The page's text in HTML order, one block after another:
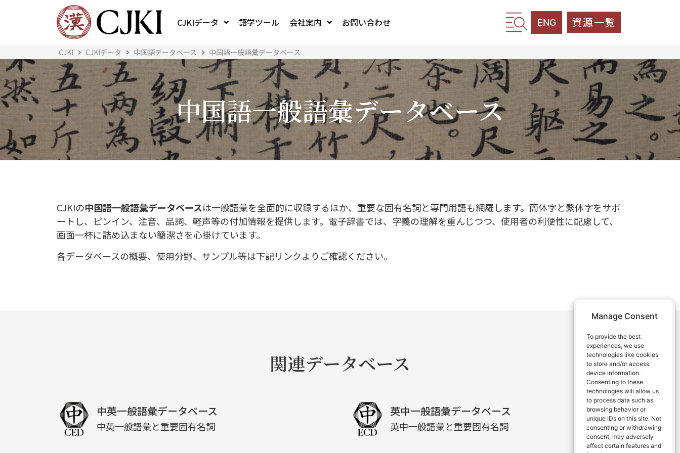
Manage Consent
To provide the best
experiences, we use
technologies like cookies
to store and/or access
device information.
Consenting to these
technologies will allow us
to process data such as
browsing behavior or
unique IDs on this site. Not
consenting or withdrawing
consent, may adversely
affect certain features and
CJKIデータ 語学ツール 会社案内 お問い合わせ ENG 資源一覧
CJKI CJKIデータ 中国語データベース 中国語一般語彙データベース
中国語一般語彙データベース
CJKIの中国語一般語彙データベースは一般語彙を全面的に収録するほか、重要な固有名詞と専門用語も網羅します。簡体字と繁体字をサポ
ートし、ピンイン、注音、品詞、軽声等の付加情報を提供します。電子辞書では、字義の理解を重んじつつ、使用者の利便性に配慮して、
画面一杯に詰め込まない簡潔さを心掛けています。
各データベースの概要、使用分野、サンプル等は下記リンクよりご確認ください。
関連データベース
中英一般語彙データベース
中英一般語彙と重要固有名詞
英中一般語彙データベース
英中一般語彙と重要固有名詞